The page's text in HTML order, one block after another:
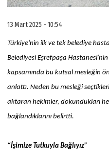
13 Mart 2025 - 10:54
Türkiye’nin ilk ve tek belediye
Belediyesi Eşrefpaşa
kapsamında bu kutsal mesleğin
anlattı. Neden bu mesleği
aktaran hekimler, dokundukları
bağlandıklarını belirtti.
“İşimize Tutkuyla Bağlıyız”